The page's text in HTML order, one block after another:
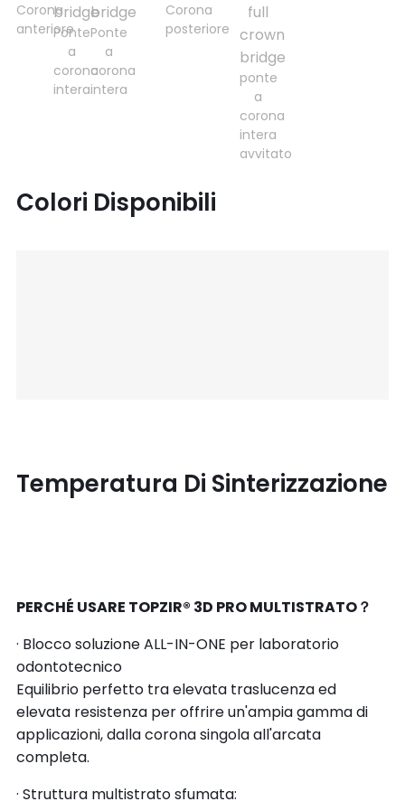
Corona
anteriore
Ponte
a
corona
intera
Ponte
a
corona
intera
Corona
posteriore
ponte
a
corona
intera
avvitato
Colori Disponibili
Temperatura Di Sinterizzazione
PERCHÉ USARE TOPZIR® 3D PRO MULTISTRATO？
· Blocco soluzione ALL-IN-ONE per laboratorio
odontotecnico
Equilibrio perfetto tra elevata traslucenza ed
elevata resistenza per offrire un'ampia gamma di
applicazioni, dalla corona singola all'arcata
completa.
· Struttura multistrato sfumata: